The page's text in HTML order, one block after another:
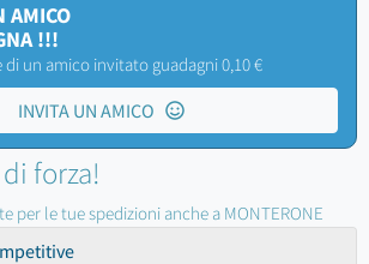
AMICO
!!!
di un amico invitato guadagni 0,10 €
INVITA UN AMICO
forza!
per le tue spedizioni anche a MONTERONE